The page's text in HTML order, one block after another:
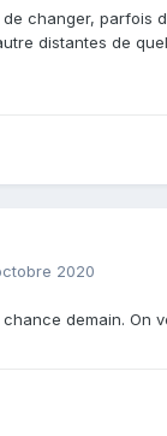
changer, parfois
distantes de
2020
demain. On